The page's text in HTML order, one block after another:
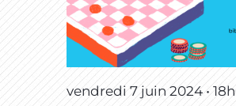
vendredi 7 juin 2024 •